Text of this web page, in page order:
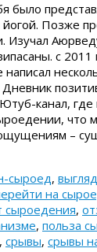
было
Позже
Изучал
с 2011
канал,
что
–
сыроед,
на
сыроедения,
, польза
, срывы, срывы